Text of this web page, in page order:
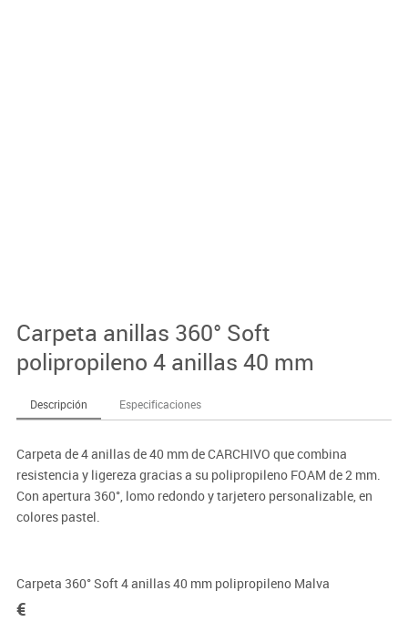
Carpeta anillas 360° Soft
polipropileno 4 anillas 40 mm
Descripción Especificaciones
Carpeta de 4 anillas de 40 mm de CARCHIVO que combina
resistencia y ligereza gracias a su polipropileno FOAM de 2 mm.
Con apertura 360°, lomo redondo y tarjetero personalizable, en
colores pastel.
Carpeta 360° Soft 4 anillas 40 mm polipropileno Malva
€